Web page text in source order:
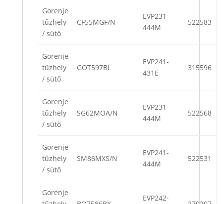
Gorenje
tűzhely
/ sütő
CF55MGF/N
EVP231-
444M
522583
Gorenje
tűzhely
/ sütő
GOT597BL
EVP241-
431E
315596
Gorenje
tűzhely
/ sütő
SG62MOA/N
EVP231-
444M
522568
Gorenje
tűzhely
/ sütő
SM86MXS/N
EVP241-
444M
522531
Gorenje
EVP242-